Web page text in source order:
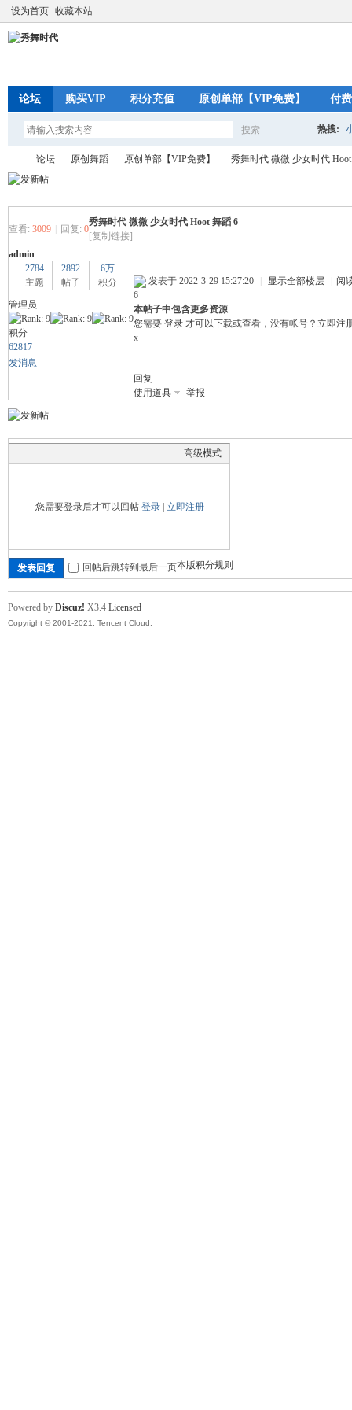
设为首页 收藏本站
论坛 购买VIP 积分充值 原创单部【VIP免费】 付
搜索
搜
热搜:
秀 »
论坛
›
原创舞蹈
›
原创单部【VIP免费】
›
秀舞时代 微微 少女时代
查看: 3009 回复: 0
秀舞时代 微微 少女时代 Hoot 舞蹈 6
[复制链接]
admin
2784
主题
2892
帖子
6万
积分
管理员
积分
62817
发消息
发表于 2022-3-29 15:27:20 显示全部楼层
阅
6
本帖子中包含更多资源
您需要 登录 才可以下载或查看，没有帐号？ 立即注
x
回复
使用道具
举报
高级模式
您需要登录后才可以回帖 登录| 立即注册
本版积分规则
发表回复 回帖后跳转到最后一页
Powered by Discuz! X3.4 Licensed
Copyright © 2001-2021, Tencent Cloud.